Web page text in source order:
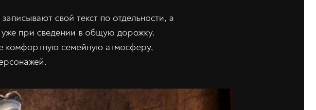
свой текст по отдельности, а
при сведении в общую дорожку.
комфортную семейную атмосферу,